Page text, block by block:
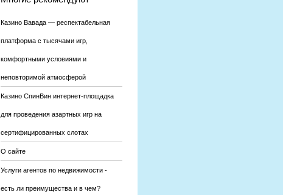
Казино Вавада — респектабельная
платформа с тысячами игр,
комфортными условиями и
неповторимой атмосферой
Казино СпинВин интернет-площадка
для проведения азартных игр на
сертифицированных слотах
О сайте
Услуги агентов по недвижимости -
есть ли преимущества и в чем?